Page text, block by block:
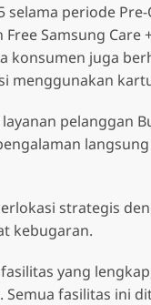
selama periode
Samsung Care
konsumen juga
menggunakan
pelanggan
strategis
kebugaran.
yang
fasilitas ini